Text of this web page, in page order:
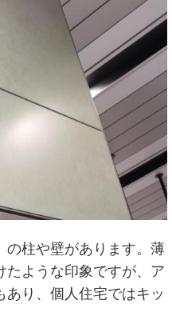
の柱や壁があります。薄
たような印象ですが、ア
り、個人住宅ではキッ